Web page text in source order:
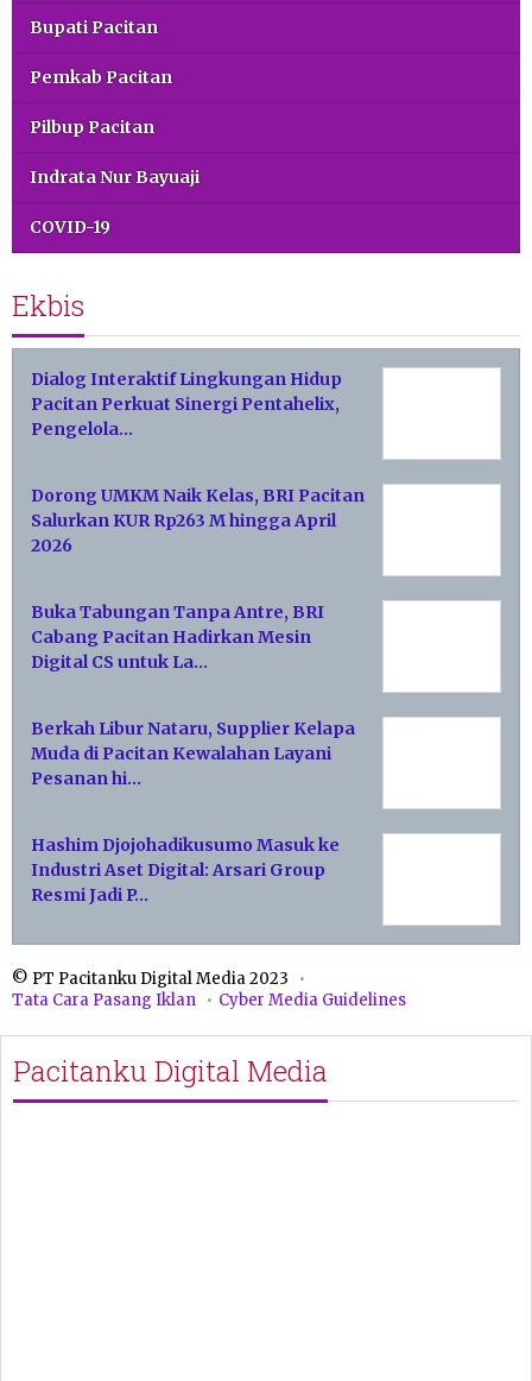
Bupati Pacitan
Pemkab Pacitan
Pilbup Pacitan
Indrata Nur Bayuaji
COVID-19
Ekbis
Dialog Interaktif Lingkungan Hidup
Pacitan Perkuat Sinergi Pentahelix,
Pengelola…
Dorong UMKM Naik Kelas, BRI Pacitan
Salurkan KUR Rp263 M hingga April
2026
Buka Tabungan Tanpa Antre, BRI
Cabang Pacitan Hadirkan Mesin
Digital CS untuk La…
Berkah Libur Nataru, Supplier Kelapa
Muda di Pacitan Kewalahan Layani
Pesanan hi…
Hashim Djojohadikusumo Masuk ke
Industri Aset Digital: Arsari Group
Resmi Jadi P…
© PT Pacitanku Digital Media 2023
Tata Cara Pasang Iklan
Cyber Media Guidelines
Pacitanku Digital Media